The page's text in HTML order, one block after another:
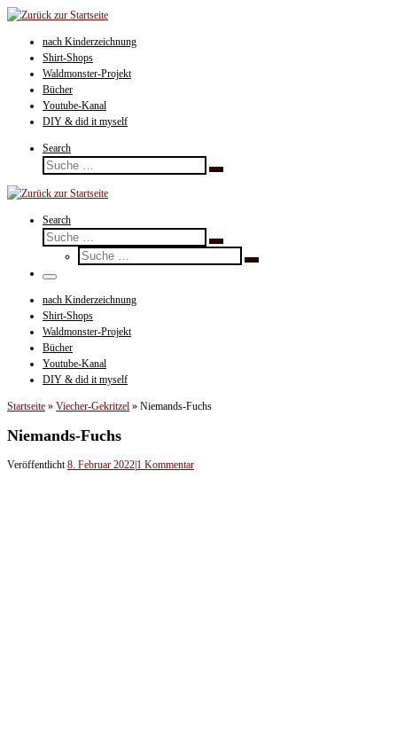
Zum
springen nach Kinderzeichnung
Shirt-Shops
Waldmonster-Projekt
Bücher
Youtube-Kanal
DIY & did it myself
Search
Suche
Suche
Search
Suche
Suche
…
Suche
Suche
Menü
nach Kinderzeichnung
Shirt-Shops
Waldmonster-Projekt
Bücher
Youtube-Kanal
DIY & did it myself
Startseite » Viecher-Gekritzel » Niemands-Fuchs
Niemands-Fuchs
Veröffentlicht8. Februar 2022|1 Kommentar